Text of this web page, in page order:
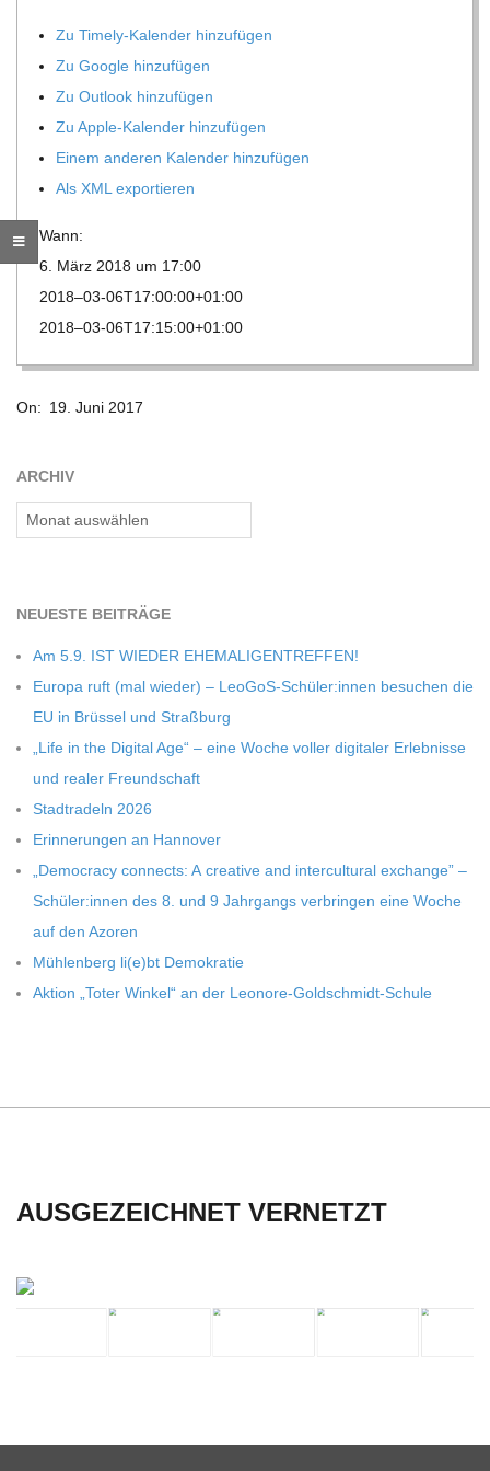
O
R
E
G
O
L
D
S
C
H
M
D
T
-
S
C
L
Zu Timely-Kalen­der hinzufügen
Zu Google hinzufügen
Zu Out­look hinzufügen
Zu Apple-Kalen­der hinzufügen
Einem ande­ren Kalen­der hinzufügen
Als XML exportieren
Wann:
6. März 2018 um 17:00
2018–03-06T17:00:00+01:00
2018–03-06T17:15:00+01:00
06-
On: 19. Juni 2017
ARCHIV
Archiv
NEU­ESTE BEITRÄGE
Am 5.9. IST WIEDER EHEMALIGENTREFFEN!
Europa ruft (mal wie­der) – LeoGoS-Schüler:innen besu­chen die
EU in Brüs­sel und Straßburg
„Life in the Digi­tal Age“ – eine Woche vol­ler digi­ta­ler Erleb­nisse
und rea­ler Freundschaft
Stadt­ra­deln 2026
Erin­ne­run­gen an Hannover
„Demo­cracy con­nects: A crea­tive and inter­cul­tu­ral exch­ange” –
Schüler:innen des 8. und 9 Jahr­gangs ver­brin­gen eine Woche
auf den Azoren
Müh­len­berg li(e)bt Demokratie
Aktion „Toter Win­kel“ an der Leonore-Goldschmidt-Schule
AUSGEZEICHNET VERNETZT